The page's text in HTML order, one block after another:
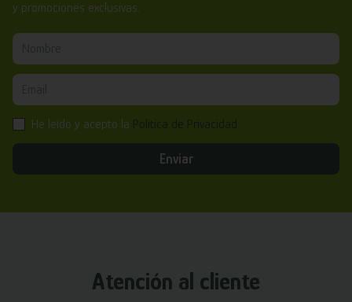
y promociones exclusivas.
He leído y acepto la
Enviar
Atención al cliente